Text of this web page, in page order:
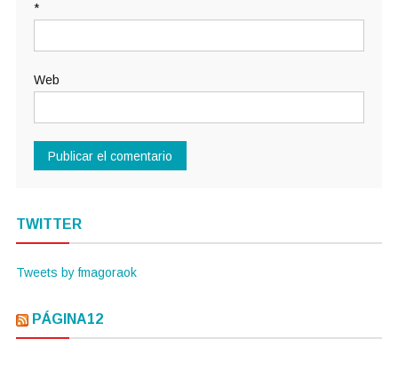
*
Web
TWITTER
Tweets by fmagoraok
PÁGINA12